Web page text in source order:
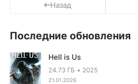
Назад
Последние обновления
Hell is Us
24.73 ГБ 2025
21.01.2026